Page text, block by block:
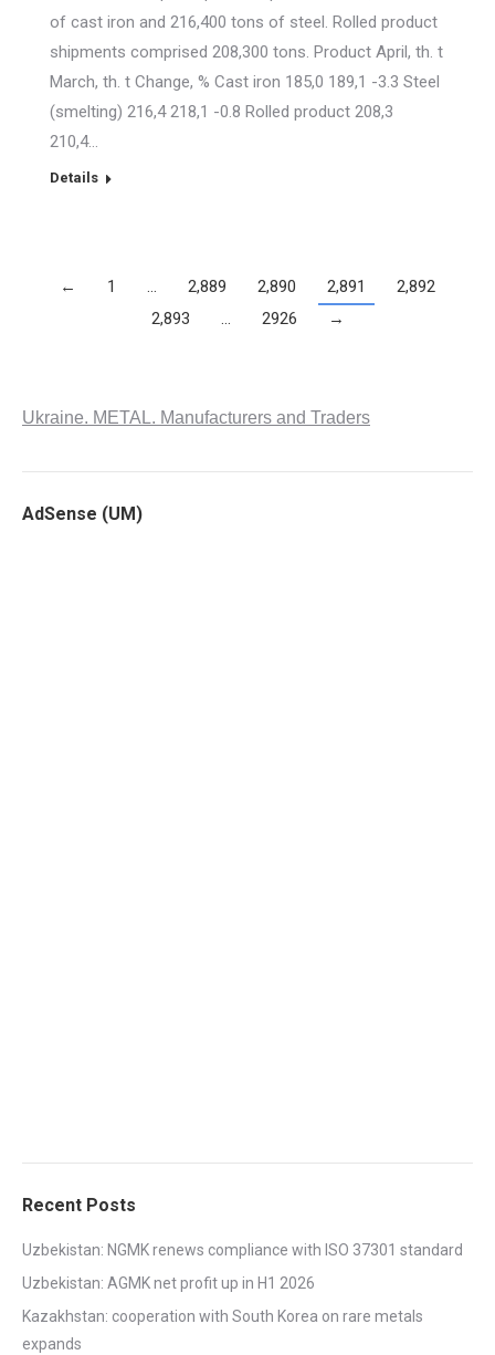
of cast iron and 216,400 tons of steel. Rolled product
shipments comprised 208,300 tons. Product April, th. t
March, th. t Change, % Cast iron 185,0 189,1 -3.3 Steel
(smelting) 216,4 218,1 -0.8 Rolled product 208,3
210,4…
Details
← 1 … 2,889 2,890 2,891
2,892
2,893
… 2926 →
Ukraine. METAL. Manufacturers and Traders
AdSense (UM)
Recent Posts
Uzbekistan: NGMK renews compliance with ISO 37301 standard
Uzbekistan: AGMK net profit up in H1 2026
Kazakhstan: cooperation with South Korea on rare metals
expands